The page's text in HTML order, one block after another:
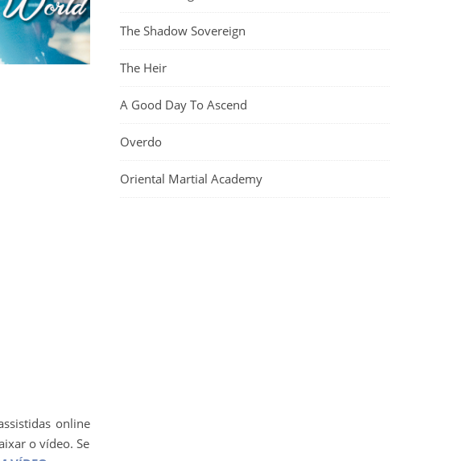
online
o vídeo. Se
The Shadow Sovereign
The Heir
A Good Day To Ascend
Overdo
Oriental Martial Academy